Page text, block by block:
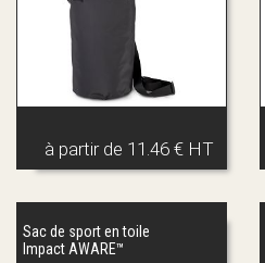
à partir de 11.46 € HT
Sac de sport en toile
Impact AWARE™